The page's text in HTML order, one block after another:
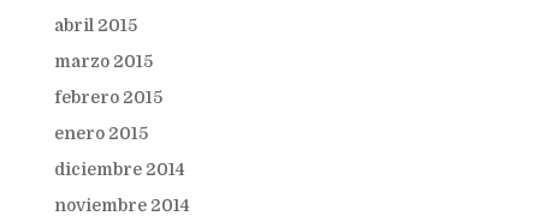
abril 2015
marzo 2015
febrero 2015
enero 2015
diciembre 2014
noviembre 2014